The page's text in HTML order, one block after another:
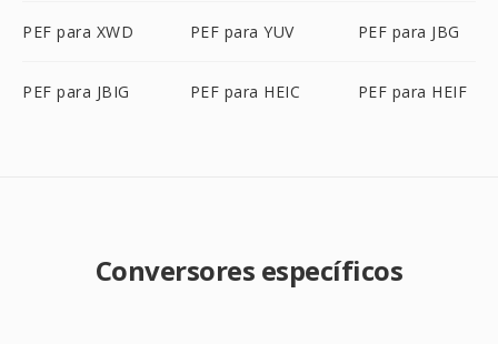
PEF para XWD PEF para YUV PEF para JBG
PEF para JBIG PEF para HEIC PEF para HEIF
Conversores específicos